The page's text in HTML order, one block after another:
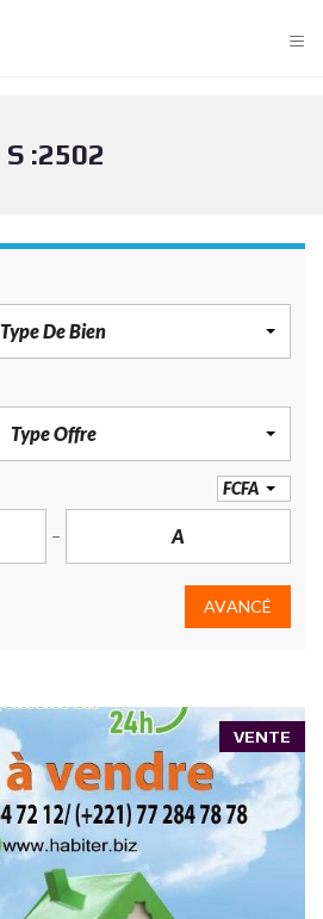
≡
S :2502
Type De Bien
Type Offre
FCFA
AVANCÉ
VENTE